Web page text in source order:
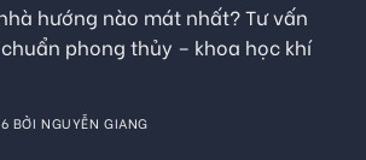
hướng nào mát nhất? Tư vấn
phong thủy – khoa học khí
BỞINGUYỄN GIANG